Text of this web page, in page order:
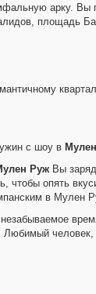
арку. Вы
площадь
c шоу в
Руж Вы
чтобы опять
в Мулен
Любимый